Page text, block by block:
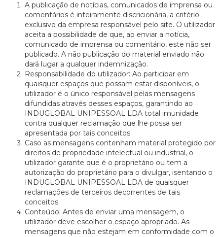
A publicação de notícias, comunicados de imprensa ou
comentários é inteiramente discricionária, a critério
exclusivo da empresa responsável pelo site. O utilizador
aceita a possibilidade de que, ao enviar a notícia,
comunicado de imprensa ou comentário, este não ser
publicado. A não publicação do material enviado não
dará lugar a qualquer indemnização.
Responsabilidade do utilizador: Ao participar em
quaisquer espaços que possam estar disponíveis, o
utilizador é o único responsável pelas mensagens
difundidas através desses espaços, garantindo ao
INDUGLOBAL UNIPESSOAL LDA total imunidade
contra qualquer reclamação que lhe possa ser
apresentada por tais conceitos.
Caso as mensagens contenham material protegido por
direitos de propriedade intelectual ou industrial, o
utilizador garante que é o proprietário ou tem a
autorização do proprietário para o divulgar, isentando o
INDUGLOBAL UNIPESSOAL LDA de quaisquer
reclamações de terceiros decorrentes de tais
conceitos.
Conteúdo: Antes de enviar uma mensagem, o
utilizador deve escolher o espaço apropriado. As
mensagens que não estejam em conformidade com o